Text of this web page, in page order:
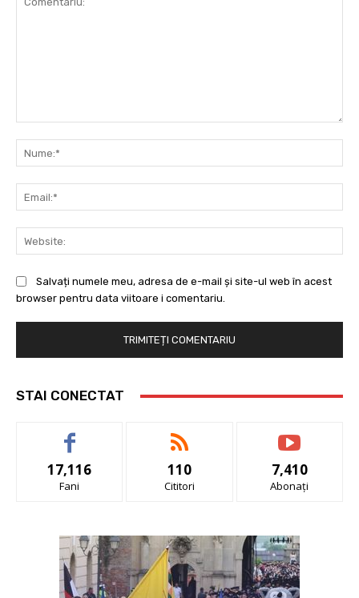
Salvați numele meu, adresa de e-mail și site-ul web în acest
browser pentru data viitoare i comentariu.
STAI CONECTAT
17,116
Fani
110
Cititori
7,410
Abonați